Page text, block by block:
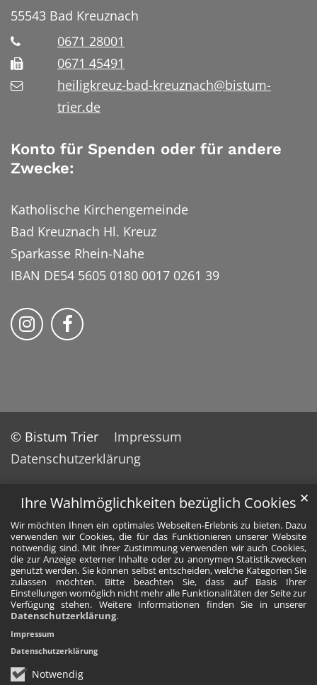
Ihre Wahlmöglichkeiten bezüglich Cookies
Wir möchten Ihnen ein optimales Webseiten-Erlebnis zu bieten. Dazu
verwenden wir Cookies, die für das Funktionieren unserer Website
notwendig sind. Mit Ihrer Zustimmung verwenden wir auch Cookies,
die zur Anzeige externer Inhalte oder zu anonymen Statistikzwecken
genutzt werden. Sie können selbst entscheiden, welche Kategorien Sie
zulassen möchten. Bitte beachten Sie, dass auf Basis Ihrer
Einstellungen womöglich nicht mehr alle Funktionalitäten der Seite zur
Verfügung stehen. Weitere Informationen finden Sie in unserer
Datenschutzerklärung.
Notwendig
✕
Impressum
Datenschutzerklärung
55543 Bad Kreuznach
0671 28001
0671 45491
heiligkreuz-bad-kreuznach@bistum-
trier.de
Konto für Spenden oder für andere
Zwecke:
Katholische Kirchengemeinde
Bad Kreuznach Hl. Kreuz
Sparkasse Rhein-Nahe
IBAN DE54 5605 0180 0017 0261 39
Bistum Trier auf Instragram
Bistum Trier auf Facebook
© Bistum Trier
Impressum
Datenschutzerklärung